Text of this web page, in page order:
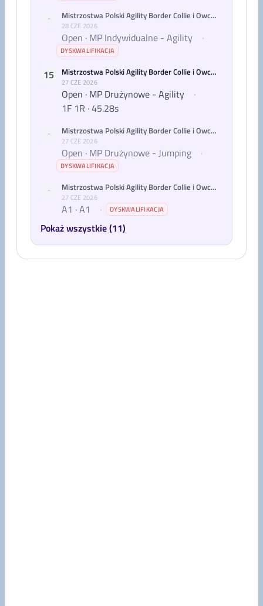
- Mistrzostwa Polski Agility Border Collie i Owczarków Australijskich 2026
28 CZE 2026
Open · MP Indywidualne - Agility ·
DYSKWALIFIKACJA
15 Mistrzostwa Polski Agility Border Collie i Owczarków Australijskich 2026
27 CZE 2026
Open · MP Drużynowe - Agility
·
1F 1R · 45.28s
- Mistrzostwa Polski Agility Border Collie i Owczarków Australijskich 2026
27 CZE 2026
Open · MP Drużynowe - Jumping ·
DYSKWALIFIKACJA
- Mistrzostwa Polski Agility Border Collie i Owczarków Australijskich 2026
27 CZE 2026
A1 · A1 · DYSKWALIFIKACJA
Pokaż wszystkie (11)